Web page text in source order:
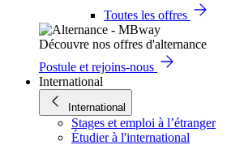
Toutes les offres
Découvre nos offres d'alternance
Postule et rejoins-nous
International
International
Stages et emploi à l’étranger
Étudier à l'international